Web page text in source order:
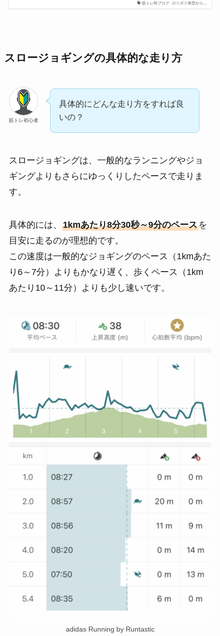
筋トレ民ブログ -ガリガリ体型から…
スロージョギングの具体的な走り方
筋トレ初心者
具体的にどんな走り方をすれば良
いの？
スロージョギングは、一般的なランニングやジョ
ギングよりもさらにゆっくりしたペースで走りま
す。
具体的には、 1kmあたり8分30秒～9分のペースを
目安に走るのが理想的です。
この速度は一般的なジョギングのペース（1kmあた
り6～7分）よりもかなり遅く、歩くペース（1km
あたり10～11分）よりも少し速いです。
adidas Running by Runtastic